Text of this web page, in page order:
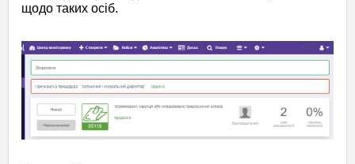
щодо таких осіб.